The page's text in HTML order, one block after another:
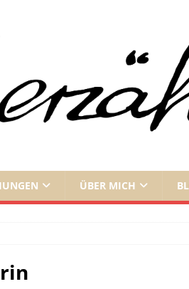
ÜBER MICH